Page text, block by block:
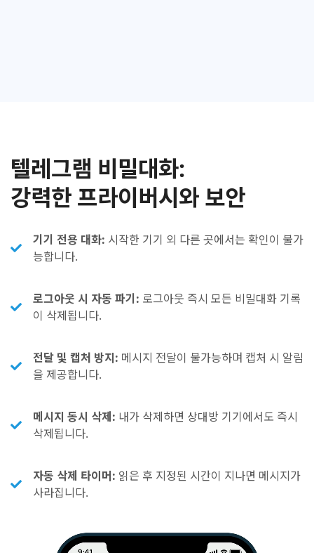
텔레그램 비밀대화:
강력한 프라이버시와 보안
기기 전용 대화: 시작한 기기 외 다른 곳에서는 확인이 불가
능합니다.
로그아웃 시 자동 파기: 로그아웃 즉시 모든 비밀대화 기록
이 삭제됩니다.
전달 및 캡처 방지: 메시지 전달이 불가능하며 캡처 시 알림
을 제공합니다.
메시지 동시 삭제: 내가 삭제하면 상대방 기기에서도 즉시
삭제됩니다.
자동 삭제 타이머: 읽은 후 지정된 시간이 지나면 메시지가
사라집니다.